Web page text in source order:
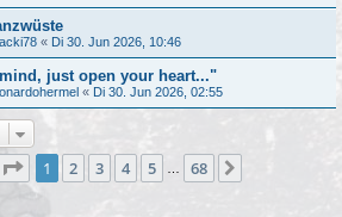
« Di 30. Jun 2026, 10:46
just open your heart..."
« Di 30. Jun 2026, 02:55
Seite 1von 68
1 2 3 4 5 68